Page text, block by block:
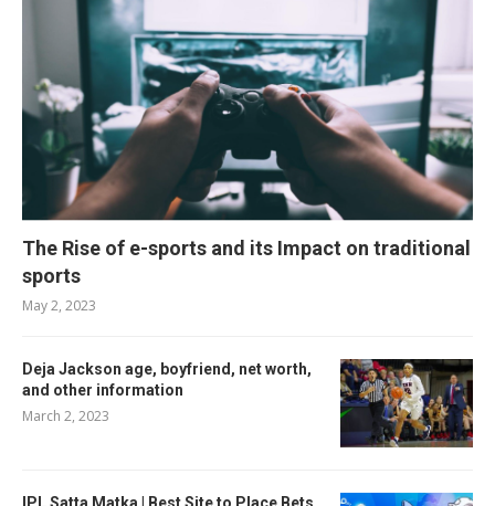
The Rise of e-sports and its Impact on traditional
sports
May 2, 2023
Deja Jackson age, boyfriend, net worth,
and other information
March 2, 2023